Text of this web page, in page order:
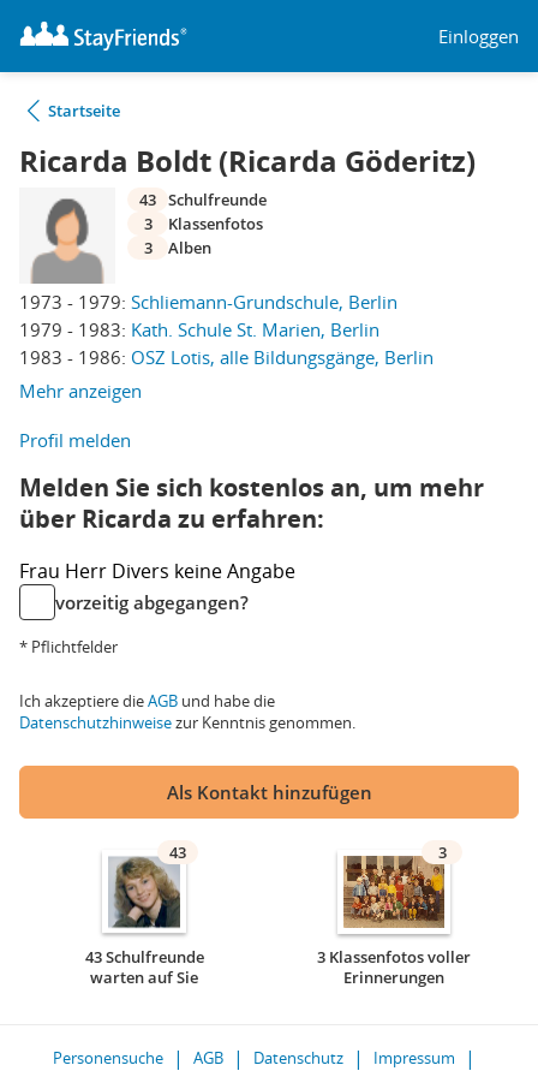
Einloggen
Startseite
Ricarda Boldt (Ricarda Göderitz)
1973 - 1979: Schliemann-Grundschule, Berlin
1979 - 1983: Kath. Schule St. Marien, Berlin
1983 - 1986: OSZ Lotis, alle Bildungsgänge, Berlin
Mehr anzeigen
43 Schulfreunde
3
Klassenfotos
3
Alben
Profil melden
Melden Sie sich kostenlos an, um mehr
über Ricarda zu erfahren:
Frau Herr Divers keine Angabe
vorzeitig abgegangen?
* Pflichtfelder
Ich akzeptiere dieAGB und habe die
Datenschutzhinweisezur Kenntnis genommen.
Als Kontakt hinzufügen
43
43 Schulfreunde
warten auf Sie
3
3 Klassenfotos voller
Erinnerungen
Personensuche AGB Datenschutz
Impressum